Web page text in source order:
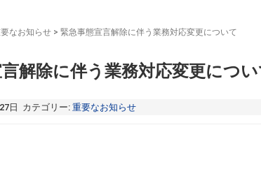
なお知らせ > 緊急事態宣言解除に伴う業務対応変更について
解除に伴う業務対応変更につい
日 カテゴリー:重要なお知らせ